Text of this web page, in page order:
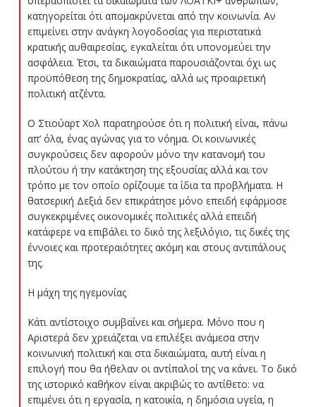
κατηγορείται ότι απομακρύνεται από την κοινωνία. Αν
επιμείνει στην ανάγκη λογοδοσίας για περιστατικά
κρατικής αυθαιρεσίας, εγκαλείται ότι υπονομεύει την
ασφάλεια. Έτσι, τα δικαιώματα παρουσιάζονται όχι ως
προϋπόθεση της δημοκρατίας, αλλά ως προαιρετική
πολιτική ατζέντα.
Ο Στιούαρτ Χολ παρατηρούσε ότι η πολιτική είναι, πάνω
απ’ όλα, ένας αγώνας για το νόημα. Οι κοινωνικές
συγκρούσεις δεν αφορούν μόνο την κατανομή του
πλούτου ή την κατάκτηση της εξουσίας αλλά και τον
τρόπο με τον οποίο ορίζουμε τα ίδια τα προβλήματα. Η
θατσερική Δεξιά δεν επικράτησε μόνο επειδή εφάρμοσε
συγκεκριμένες οικονομικές πολιτικές αλλά επειδή
κατάφερε να επιβάλει το δικό της λεξιλόγιο, τις δικές της
έννοιες και προτεραιότητες ακόμη και στους αντιπάλους
της.
Η μάχη της ηγεμονίας
Κάτι αντίστοιχο συμβαίνει και σήμερα. Μόνο που η
Αριστερά δεν χρειάζεται να επιλέξει ανάμεσα στην
κοινωνική πολιτική και στα δικαιώματα, αυτή είναι η
επιλογή που θα ήθελαν οι αντίπαλοί της να κάνει. Το δικό
της ιστορικό καθήκον είναι ακριβώς το αντίθετο: να
επιμένει ότι η εργασία, η κατοικία, η δημόσια υγεία, η